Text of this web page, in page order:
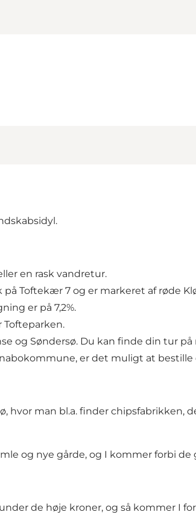
en rask vandretur.
Toftekær 7 og er markeret af røde
er på 7,2%.
Tofteparken.
og Søndersø. Du kan finde din tur på
er det muligt at
hvor man bl.a. finder chipsfabrikken,
og nye gårde, og I kommer forbi de
de høje kroner, og så kommer I